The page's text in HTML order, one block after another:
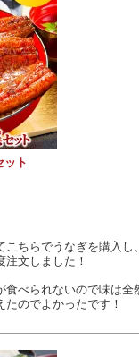
ット
こちらでうなぎを購入し
文しました！
食べられないので味は全
たのでよかったです！